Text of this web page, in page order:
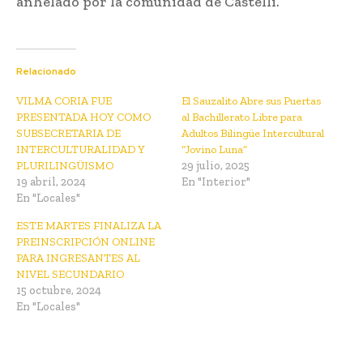
Relacionado
VILMA CORIA FUE
PRESENTADA HOY COMO
SUBSECRETARIA DE
INTERCULTURALIDAD Y
PLURILINGÜISMO
19 abril, 2024
En "Locales"
El Sauzalito Abre sus Puertas
al Bachillerato Libre para
Adultos Bilingüe Intercultural
“Jovino Luna”
29 julio, 2025
En "Interior"
ESTE MARTES FINALIZA LA
PREINSCRIPCIÓN ONLINE
PARA INGRESANTES AL
NIVEL SECUNDARIO
15 octubre, 2024
En "Locales"